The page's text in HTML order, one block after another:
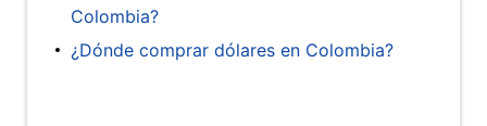
Colombia?
¿Dónde comprar dólares en Colombia?